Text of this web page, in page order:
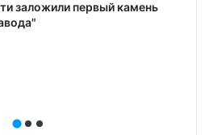
заложили первый камень